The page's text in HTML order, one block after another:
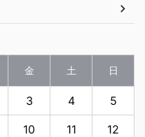
金 土 日
3 4 5
10 11 12